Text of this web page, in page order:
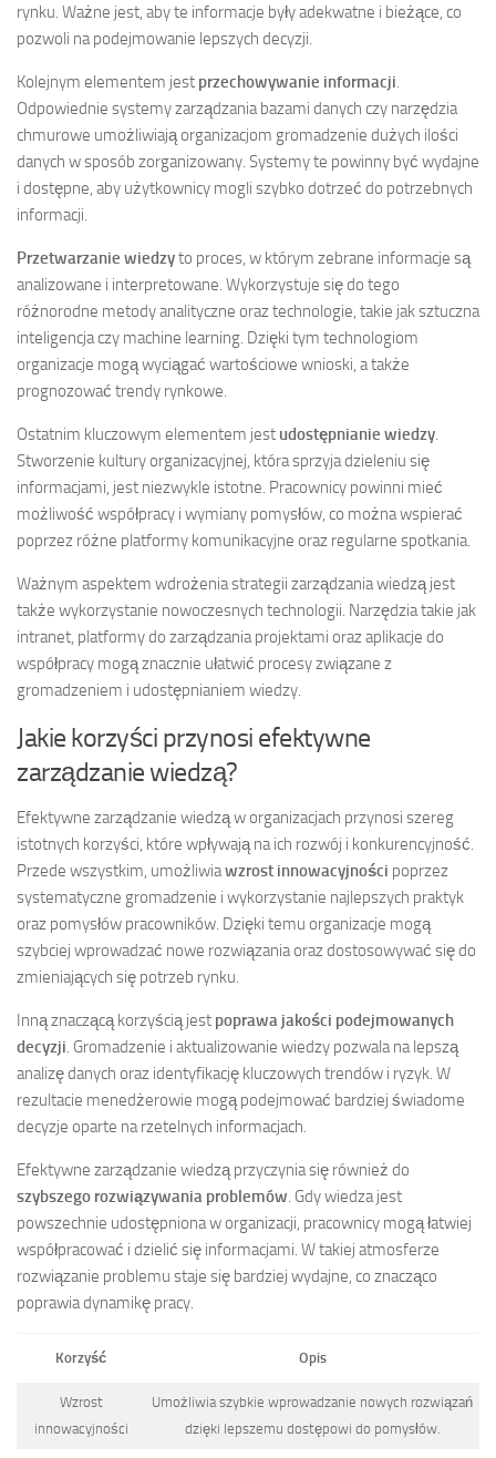
rynku. Ważne jest, aby te informacje były adekwatne i bieżące, co
pozwoli na podejmowanie lepszych decyzji.
Kolejnym elementem jest przechowywanie informacji.
Odpowiednie systemy zarządzania bazami danych czy narzędzia
chmurowe umożliwiają organizacjom gromadzenie dużych ilości
danych w sposób zorganizowany. Systemy te powinny być wydajne
i dostępne, aby użytkownicy mogli szybko dotrzeć do potrzebnych
informacji.
Przetwarzanie wiedzyto proces, w którym zebrane informacje są
analizowane i interpretowane. Wykorzystuje się do tego
różnorodne metody analityczne oraz technologie, takie jak sztuczna
inteligencja czy machine learning. Dzięki tym technologiom
organizacje mogą wyciągać wartościowe wnioski, a także
prognozować trendy rynkowe.
Ostatnim kluczowym elementem jest udostępnianie wiedzy.
Stworzenie kultury organizacyjnej, która sprzyja dzieleniu się
informacjami, jest niezwykle istotne. Pracownicy powinni mieć
możliwość współpracy i wymiany pomysłów, co można wspierać
poprzez różne platformy komunikacyjne oraz regularne spotkania.
Ważnym aspektem wdrożenia strategii zarządzania wiedzą jest
także wykorzystanie nowoczesnych technologii. Narzędzia takie jak
intranet, platformy do zarządzania projektami oraz aplikacje do
współpracy mogą znacznie ułatwić procesy związane z
gromadzeniem i udostępnianiem wiedzy.
Jakie korzyści przynosi efektywne
zarządzanie wiedzą?
Efektywne zarządzanie wiedzą w organizacjach przynosi szereg
istotnych korzyści, które wpływają na ich rozwój i konkurencyjność.
Przede wszystkim, umożliwiawzrost innowacyjności poprzez
systematyczne gromadzenie i wykorzystanie najlepszych praktyk
oraz pomysłów pracowników. Dzięki temu organizacje mogą
szybciej wprowadzać nowe rozwiązania oraz dostosowywać się do
zmieniających się potrzeb rynku.
Inną znaczącą korzyścią jest poprawa jakości podejmowanych
decyzji. Gromadzenie i aktualizowanie wiedzy pozwala na lepszą
analizę danych oraz identyfikację kluczowych trendów i ryzyk. W
rezultacie menedżerowie mogą podejmować bardziej świadome
decyzje oparte na rzetelnych informacjach.
Efektywne zarządzanie wiedzą przyczynia się również do
szybszego rozwiązywania problemów. Gdy wiedza jest
powszechnie udostępniona w organizacji, pracownicy mogą łatwiej
współpracować i dzielić się informacjami. W takiej atmosferze
rozwiązanie problemu staje się bardziej wydajne, co znacząco
poprawia dynamikę pracy.
Korzyść Opis
Wzrost
innowacyjności
Umożliwia szybkie wprowadzanie nowych rozwiązań
dzięki lepszemu dostępowi do pomysłów.